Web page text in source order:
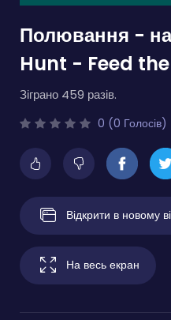
Полювання -
Hunt - Feed
Зіграно 459 разів.
0 (0 Голосів)
Відкрити в новому
На весь екран